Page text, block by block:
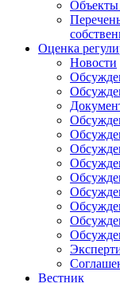
Объекты
Оценка
Новости
Вестник